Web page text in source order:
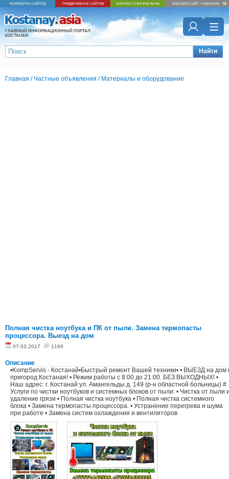
ГЛАВНЫЙ ИНФОРМАЦИОННЫЙ ПОРТАЛ
КОСТАНАЯ
Найти
Главная / Частные объявления / Материалы и оборудование
Полная чистка ноутбука и ПК от пыли. Замена термопасты
процессора. Выезд на дом
07.03.2017 1169
Описание
•KompServis - Костанай•Быстрый ремонт Вашей техники• • ВЫЕЗД на дом
пригород Костаная! • Режим работы с 8:00 до 21:00. БЕЗ ВЫХОДНЫХ! •
Наш адрес: г. Костанай ул. Амангельды д. 149 (р-н областной больницы) #
Услуги по чистки ноутбуков и системных блоков от пыли: • Чистка от пыли
удаление грязи • Полная чистка ноутбука • Полная чистка системного
блока • Замена термопасты процессора. • Устранение перегрева и шума
при работе • Замена систем охлаждения и вентиляторов